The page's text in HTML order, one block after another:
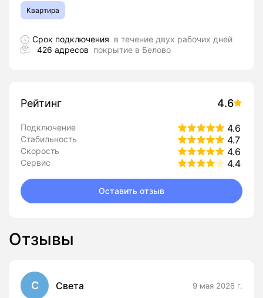
Квартира
Срок подключения в течение двух рабочих дней
426 адресов покрытие в Белово
Рейтинг 4.6
Подключение 4.6
Стабильность 4.7
Скорость 4.6
Сервис 4.4
Оставить отзыв
Отзывы
С Света 9 мая 2026 г.